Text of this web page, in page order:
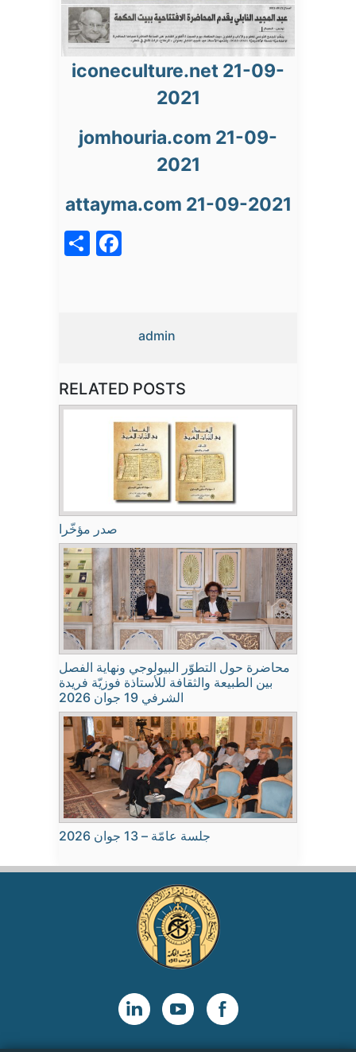
iconeculture.net 21-09-
2021
jomhouria.com 21-09-
2021
attayma.com 21-09-2021
admin
RELATED POSTS
صدر مؤخّرا
محاضرة حول التطوّر البيولوجي ونهاية الفصل
بين الطبيعة والثقافة للأستاذة فوزيّة فريدة
الشرفي 19 جوان 2026
جلسة عامّة – 13 جوان 2026